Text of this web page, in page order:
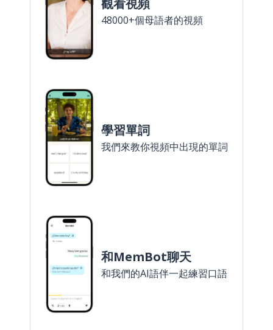
觀看視頻
48000+個母語者的視頻
學習單詞
我們來教你視頻中出現的單詞
和MemBot聊天
和我們的AI語伴一起練習口語